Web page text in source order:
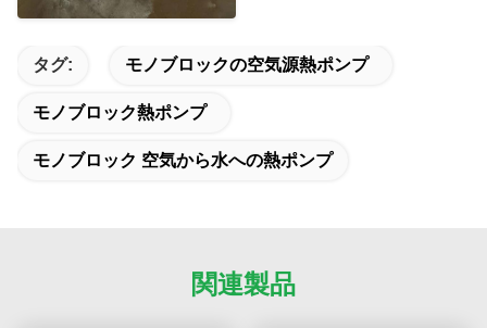
タグ: モノブロックの空気源熱ポンプ
モノブロック熱ポンプ
モノブロック 空気から水への熱ポンプ
関連製品